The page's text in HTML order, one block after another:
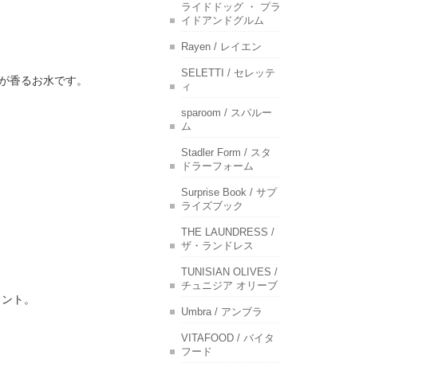
香るお水です。
ト。
ライドドッグ ・ プラ
イドアンドグルム
Rayen / レイエン
SELETTI / セレッテ
ィ
sparoom / スパルー
ム
Stadler Form / スタ
ドラーフォーム
Surprise Book / サプ
ライズブック
THE LAUNDRESS /
ザ・ランドレス
TUNISIAN OLIVES /
チュニジア オリーブ
Umbra / アンブラ
VITAFOOD / バイタ
フード